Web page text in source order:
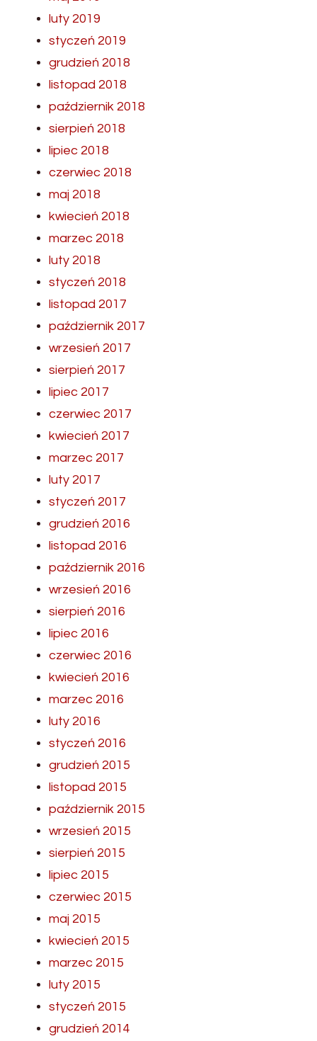
luty 2019
styczeń 2019
grudzień 2018
listopad 2018
październik 2018
sierpień 2018
lipiec 2018
czerwiec 2018
maj 2018
kwiecień 2018
marzec 2018
luty 2018
styczeń 2018
listopad 2017
październik 2017
wrzesień 2017
sierpień 2017
lipiec 2017
czerwiec 2017
kwiecień 2017
marzec 2017
luty 2017
styczeń 2017
grudzień 2016
listopad 2016
październik 2016
wrzesień 2016
sierpień 2016
lipiec 2016
czerwiec 2016
kwiecień 2016
marzec 2016
luty 2016
styczeń 2016
grudzień 2015
listopad 2015
październik 2015
wrzesień 2015
sierpień 2015
lipiec 2015
czerwiec 2015
maj 2015
kwiecień 2015
marzec 2015
luty 2015
styczeń 2015
grudzień 2014